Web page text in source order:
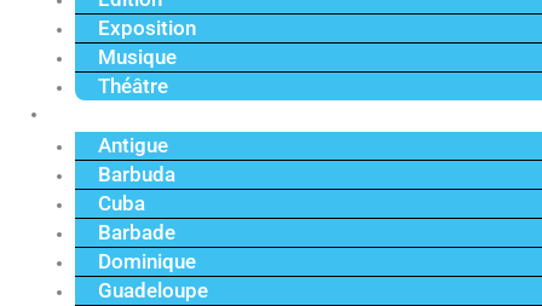
Exposition
Musique
Théâtre
Antigue
Barbuda
Cuba
Barbade
Dominique
Guadeloupe